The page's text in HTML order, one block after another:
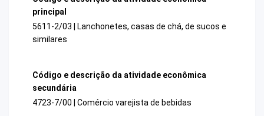
principal
5611-2/03 | Lanchonetes, casas de chá, de sucos e
similares
Código e descrição da atividade econômica
secundária
4723-7/00 | Comércio varejista de bebidas